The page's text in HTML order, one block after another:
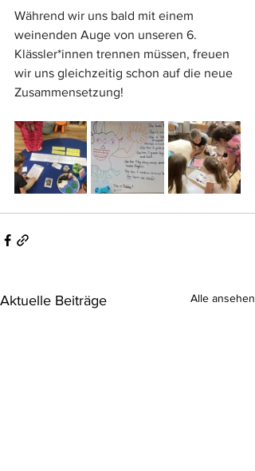
Während wir uns bald mit einem
weinenden Auge von unseren 6.
Klässler*innen trennen müssen, freuen
wir uns gleichzeitig schon auf die neue
Zusammensetzung!
Aktuelle Beiträge Alle ansehen